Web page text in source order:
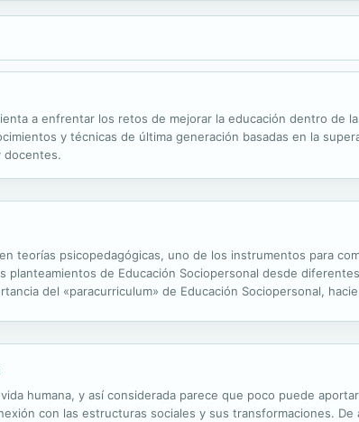
a enfrentar los retos de mejorar la educación dentro de
y técnicas de última generación basadas en la
docentes.
teorías psicopedagógicas, uno de los instrumentos para
planteamientos de Educación Sociopersonal desde
del «paracurriculum» de Educación Sociopersonal,
humana, y así considerada parece que poco puede
con las estructuras sociales y sus transformaciones.